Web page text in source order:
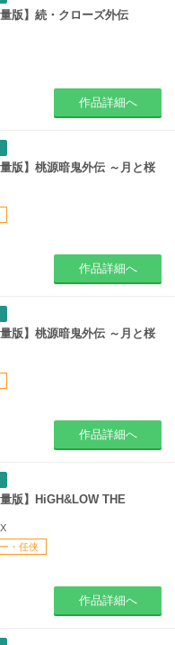
版】続・クローズ外伝
作品詳細へ
版】桃源暗鬼外伝 ～月と桜
作品詳細へ
版】桃源暗鬼外伝 ～月と桜
作品詳細へ
版】HiGH&LOW THE
・任侠
作品詳細へ